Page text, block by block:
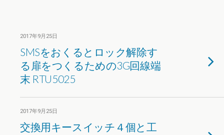
2017年9月25日
SMSをおくるとロック解除す
る扉をつくるための3G回線端
末 RTU5025
2017年9月25日
交換用キースイッチ４個と工